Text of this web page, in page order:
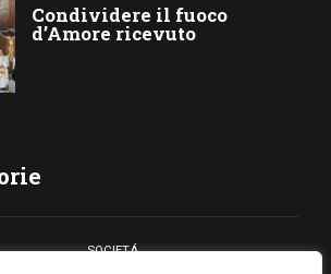
Condividere il fuoco
d’Amore ricevuto
SOCIETÁ